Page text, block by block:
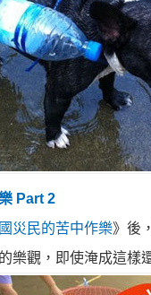
Part 2
災民的苦中作樂》後
樂觀，即使淹成這樣